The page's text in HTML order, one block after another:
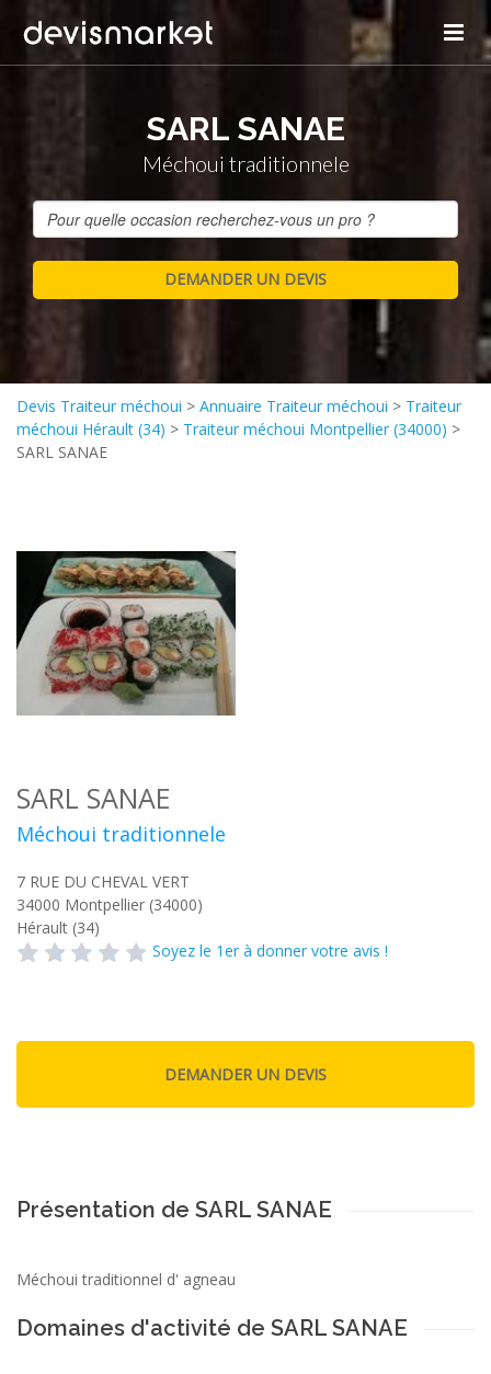
SARL SANAE
Méchoui traditionnele
Devis Traiteur méchoui > Annuaire Traiteur méchoui > Traiteur
méchoui Hérault (34) > Traiteur méchoui Montpellier (34000) >
SARL SANAE
SARL SANAE
Méchoui traditionnele
7 RUE DU CHEVAL VERT
34000 Montpellier (34000)
Hérault (34)
Soyez le 1er à donner votre avis !
Présentation de SARL SANAE
Méchoui traditionnel d' agneau
Domaines d'activité de SARL SANAE